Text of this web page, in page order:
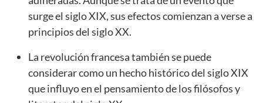
surge el siglo XIX, sus efectos comienzan a verse a
principios del siglo XX.
La revolución francesa también se puede
considerar como un hecho histórico del siglo XIX
que influyo en el pensamiento de los filósofos y